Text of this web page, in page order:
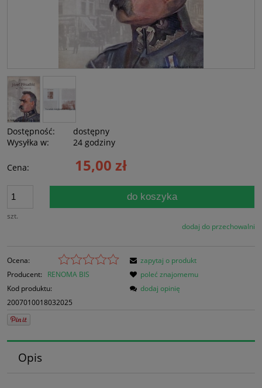
Dostępność:
dostępny
Wysyłka w:
24 godziny
Cena: 15,00 zł
szt.
do koszyka
dodaj do przechowalni
Ocena:
Producent:
RENOMA BIS
Kod produktu:
2007010018032025
zapytaj o produkt
poleć znajomemu
dodaj opinię
Opis